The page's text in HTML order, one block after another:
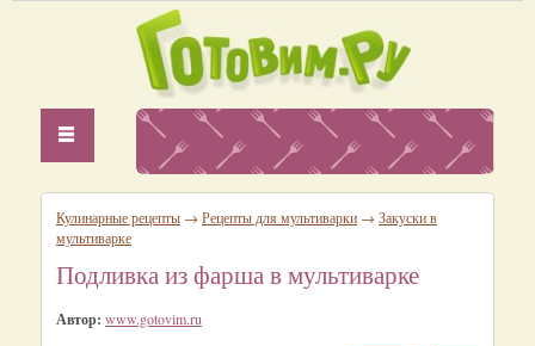
Кулинарные рецепты → Рецепты для мультиварки → Закуски в
мультиварке
Подливка из фарша в мультиварке
Автор: www.gotovim.ru